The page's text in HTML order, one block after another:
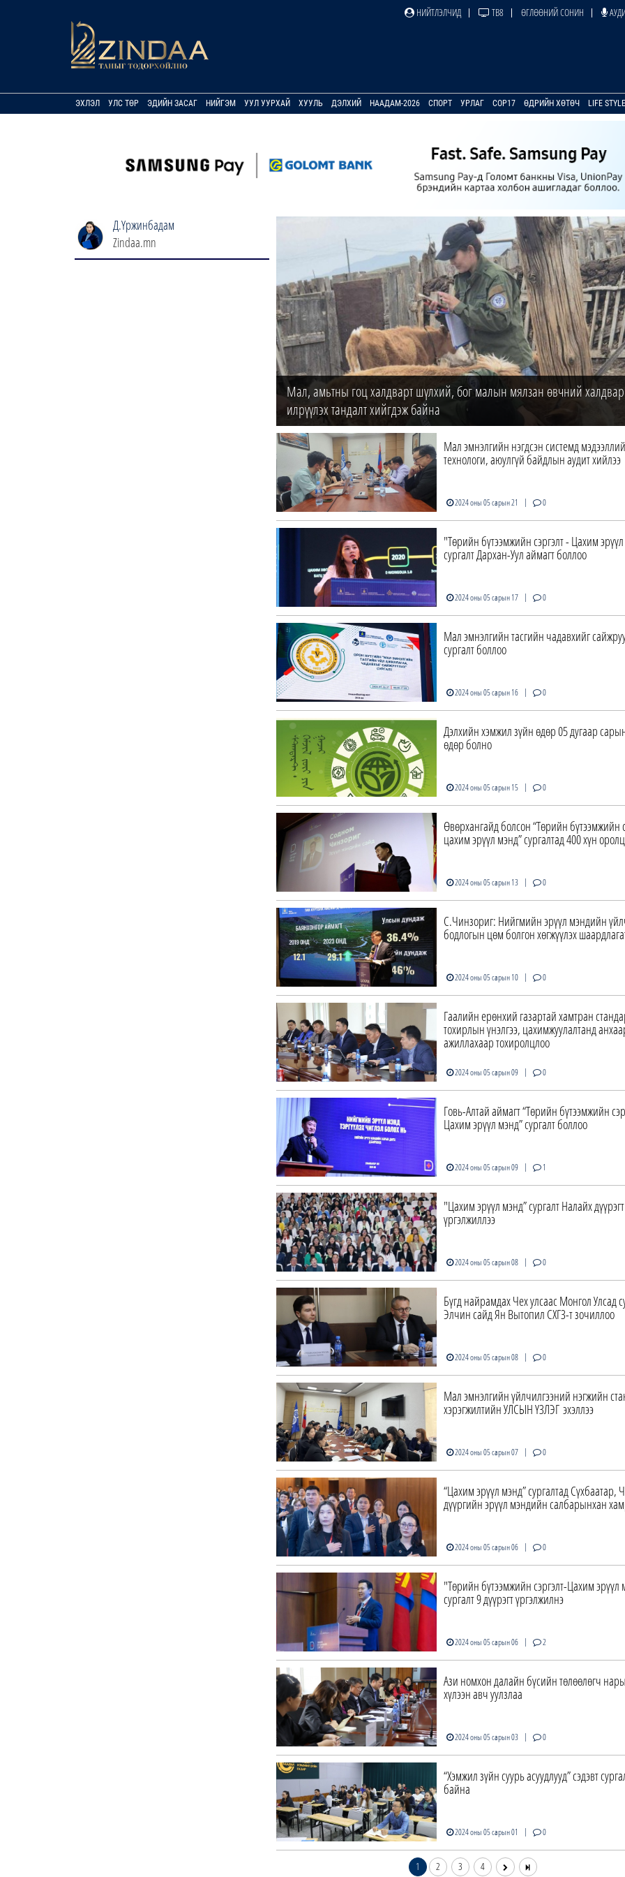
НИЙТЛЭЛЧИД ТВ8 ӨГЛӨӨНИЙ СОНИН
ЭХЛЭЛ УЛС ТӨР ЭДИЙН ЗАСАГ НИЙГЭМ УУЛ УУРХАЙ ХУУЛЬ ДЭЛХИЙ НААДАМ-2026 СПОРТ УРЛАГ COP17 ӨДРИЙН ХӨТӨЧ LIFE STYLE
Д.Үржинбадам
Zindaa.mn
Мал, амьтны гоц халдварт шүлхий, бог малын мялзан өвчний халдвар
илрүүлэх тандалт хийгдэж байна
Мал эмнэлгийн нэгдсэн системд
технологи, аюулгүй байдлын аудит хийлээ
2024 оны 05 сарын 21 | 0
"Төрийн бүтээмжийн сэргэлт - Цахим
сургалт Дархан-Уул аймагт боллоо
2024 оны 05 сарын 17 | 0
Мал эмнэлгийн тасгийн чадавхийг
сургалт боллоо
2024 оны 05 сарын 16 | 0
Дэлхийн хэмжил зүйн өдөр 05 дугаар
өдөр болно
2024 оны 05 сарын 15 | 0
Өвөрхангайд болсон “Төрийн бүтээмжийн
цахим эрүүл мэнд” сургалтад 400 хүн
2024 оны 05 сарын 13 | 0
С.Чинзориг: Нийгмийн эрүүл мэндийн
бодлогын цөм болгон хөгжүүлэх
2024 оны 05 сарын 10 | 0
Гаалийн ерөнхий газартай хамтран
тохирлын үнэлгээ, цахимжуулалтанд
ажиллахаар тохиролцлоо
2024 оны 05 сарын 09 | 0
Говь-Алтай аймагт “Төрийн бүтээмжийн
Цахим эрүүл мэнд” сургалт боллоо
2024 оны 05 сарын 09 | 1
"Цахим эрүүл мэнд” сургалт Налайх дүүрэгт
үргэлжиллээ
2024 оны 05 сарын 08 | 0
Бүгд найрамдах Чех улсаас Монгол Улсад
Элчин сайд Ян Вытопил СХГЗ-т зочиллоо
2024 оны 05 сарын 08 | 0
Мал эмнэлгийн үйлчилгээний нэгжийн
хэрэгжилтийн УЛСЫН ҮЗЛЭГ эхэллээ
2024 оны 05 сарын 07 | 0
“Цахим эрүүл мэнд” сургалтад Сүхбаатар,
дүүргийн эрүүл мэндийн салбарынхан
2024 оны 05 сарын 06 | 0
"Төрийн бүтээмжийн сэргэлт-Цахим эрүүл
сургалт 9 дүүрэгт үргэлжилнэ
2024 оны 05 сарын 06 | 2
Ази номхон далайн бүсийн төлөөлөгч
хүлээн авч уулзлаа
2024 оны 05 сарын 03 | 0
“Хэмжил зүйн суурь асуудлууд” сэдэвт
байна
2024 оны 05 сарын 01 | 0
1 2 3 4